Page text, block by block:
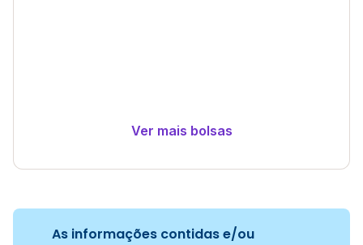
Ver mais bolsas
As informações contidas e/ou